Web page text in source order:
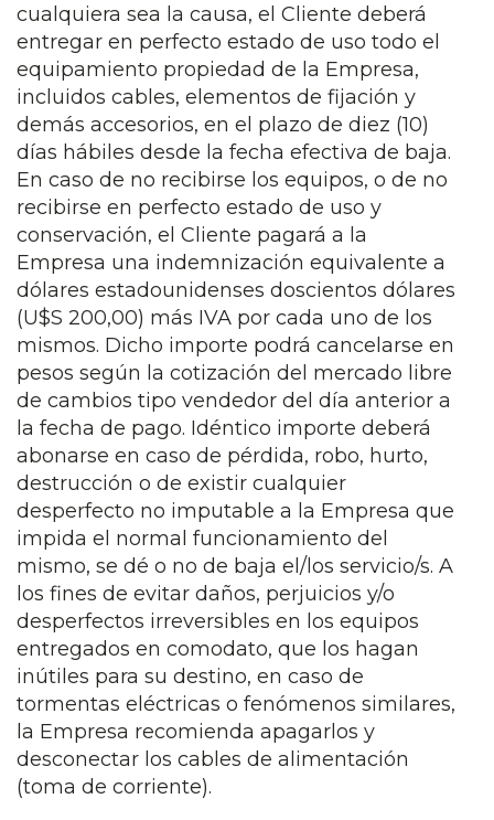
cualquiera sea la causa, el Cliente deberá
entregar en perfecto estado de uso todo el
equipamiento propiedad de la Empresa,
incluidos cables, elementos de fijación y
demás accesorios, en el plazo de diez (10)
días hábiles desde la fecha efectiva de baja.
En caso de no recibirse los equipos, o de no
recibirse en perfecto estado de uso y
conservación, el Cliente pagará a la
Empresa una indemnización equivalente a
dólares estadounidenses doscientos dólares
(U$S 200,00) más IVA por cada uno de los
mismos. Dicho importe podrá cancelarse en
pesos según la cotización del mercado libre
de cambios tipo vendedor del día anterior a
la fecha de pago. Idéntico importe deberá
abonarse en caso de pérdida, robo, hurto,
destrucción o de existir cualquier
desperfecto no imputable a la Empresa que
impida el normal funcionamiento del
mismo, se dé o no de baja el/los servicio/s. A
los fines de evitar daños, perjuicios y/o
desperfectos irreversibles en los equipos
entregados en comodato, que los hagan
inútiles para su destino, en caso de
tormentas eléctricas o fenómenos similares,
la Empresa recomienda apagarlos y
desconectar los cables de alimentación
(toma de corriente).